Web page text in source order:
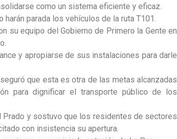
como un sistema eficiente y eficaz.
parada los vehículos de la ruta T101.
su equipo del Gobierno de Primero la Gente en
y apropiarse de sus instalaciones para darle
que esta es otra de las metas alcanzadas
para dignificar el transporte público de los
Prado y sostuvo que los residentes de sectores
con insistencia su apertura.